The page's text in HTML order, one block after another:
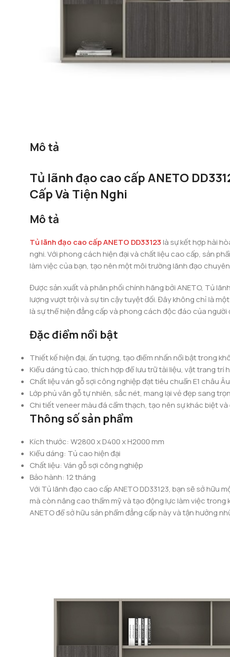
Mô tả
Tủ lãnh đạo cao cấp ANETO
Cấp Và Tiện Nghi
Mô tả
Tủ lãnh đạo cao cấp ANETO DD33123là sự kết hợp hài
nghi. Với phong cách hiện đại và chất liệu cao cấp, sản
làm việc của bạn, tạo nên một môi trường lãnh đạo
Được sản xuất và phân phối chính hãng bởi ANETO, Tủ
lượng vượt trội và sự tin cậy tuyệt đối. Đây không chỉ là
là sự thể hiện đẳng cấp và phong cách độc đáo của người
Đặc điểm nổi bật
Thiết kế hiện đại, ấn tượng, tạo điểm nhấn nổi bật trong
Kiểu dáng tủ cao, thích hợp để lưu trữ tài liệu, vật trang trí
Chất liệu ván gỗ sợi công nghiệp đạt tiêu chuẩn E1 châu
Lớp phủ vân gỗ tự nhiên, sắc nét, mang lại vẻ đẹp sang
Chi tiết veneer màu đá cẩm thạch, tạo nên sự khác biệt và
Thông số sản phẩm
Kích thước: W2800 x D400 x H2000 mm
Kiểu dáng: Tủ cao hiện đại
Chất liệu: Ván gỗ sợi công nghiệp
Bảo hành: 12 tháng
Với Tủ lãnh đạo cao cấp ANETO DD33123, bạn sẽ sở hữu
mà còn nâng cao thẩm mỹ và tạo động lực làm việc trong
ANETO để sở hữu sản phẩm đẳng cấp này và tận hưởng